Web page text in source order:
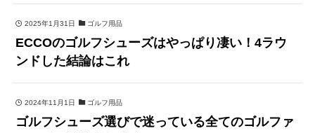
2025年1月31日 ゴルフ用品
ECCOのゴルフシューズはやっぱり凄い！4ラウ
ンドした結論はこれ
2024年11月1日 ゴルフ用品
ゴルフシューズ選びで迷っている全てのゴルファ